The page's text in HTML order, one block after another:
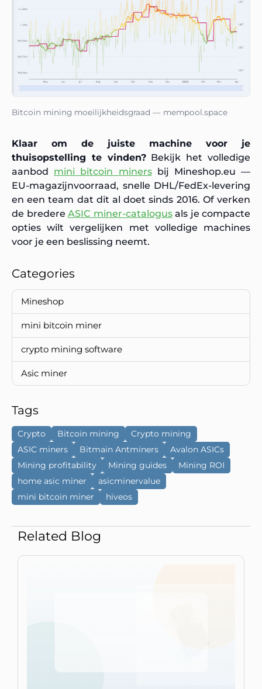
Bitcoin mining moeilijkheidsgraad — mempool.space
Klaar om de juiste machine voor je
thuisopstelling te vinden?Bekijk het volledige
aanbod mini bitcoin minersbij Mineshop.eu —
EU-magazijnvoorraad, snelle DHL/FedEx-levering
en een team dat dit al doet sinds 2016. Of verken
de bredere ASIC miner-catalogusals je compacte
opties wilt vergelijken met volledige machines
voor je een beslissing neemt.
Categories
Mineshop
mini bitcoin miner
crypto mining software
Asic miner
Tags
Crypto Bitcoin mining
Crypto mining
ASIC miners
Bitmain Antminers
Avalon ASICs
Mining profitability
Mining guides
Mining ROI
home asic miner
asicminervalue
mini bitcoin miner
hiveos
Related Blog